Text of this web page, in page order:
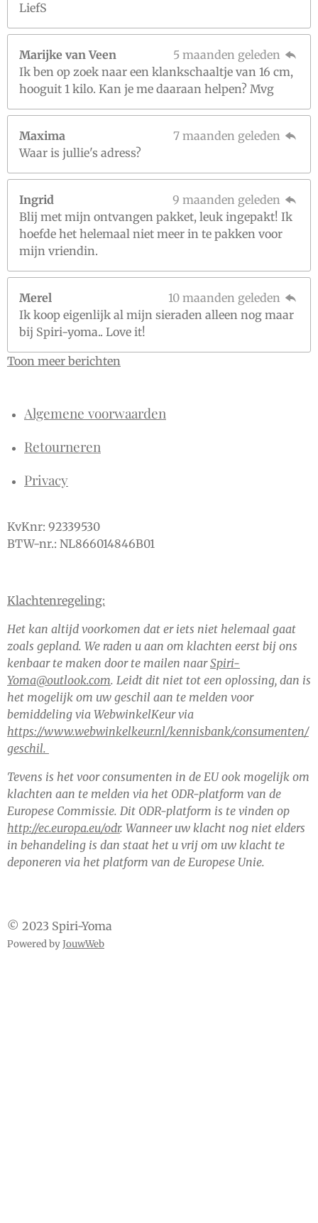
LiefS
Marijke van Veen
5 maanden geleden
Ik ben op zoek naar een klankschaaltje van 16 cm,
hooguit 1 kilo. Kan je me daaraan helpen? Mvg
Maxima
7 maanden geleden
Waar is jullie's adress?
Ingrid
9 maanden geleden
Blij met mijn ontvangen pakket, leuk ingepakt! Ik
hoefde het helemaal niet meer in te pakken voor
mijn vriendin.
Merel
10 maanden geleden
Ik koop eigenlijk al mijn sieraden alleen nog maar
bij Spiri-yoma.. Love it!
Toon meer berichten
Algemene voorwaarden
Retourneren
Privacy
KvKnr: 92339530
BTW-nr.: NL866014846B01
Klachtenregeling:
Het kan altijd voorkomen dat er iets niet helemaal gaat
zoals gepland. We raden u aan om klachten eerst bij ons
kenbaar te maken door te mailen naarSpiri-
Yoma@outlook.com. Leidt dit niet tot een oplossing, dan is
het mogelijk om uw geschil aan te melden voor
bemiddeling via WebwinkelKeur via
https://www.webwinkelkeur.nl/kennisbank/consumenten/
geschil.
Tevens is het voor consumenten in de EU ook mogelijk om
klachten aan te melden via het ODR-platform van de
Europese Commissie. Dit ODR-platform is te vinden op
http://ec.europa.eu/odr. Wanneer uw klacht nog niet elders
in behandeling is dan staat het u vrij om uw klacht te
deponeren via het platform van de Europese Unie.
© 2023 Spiri-Yoma
Powered byJouwWeb